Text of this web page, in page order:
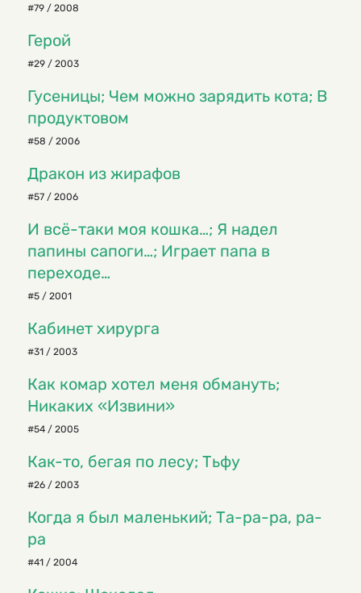
#79 / 2008
Герой
#29 / 2003
Гусеницы; Чем можно зарядить кота; В
продуктовом
#58 / 2006
Дракон из жирафов
#57 / 2006
И всё-таки моя кошка…; Я надел
папины сапоги…; Играет папа в
переходе…
#5 / 2001
Кабинет хирурга
#31 / 2003
Как комар хотел меня обмануть;
Никаких «Извини»
#54 / 2005
Как-то, бегая по лесу; Тьфу
#26 / 2003
Когда я был маленький; Та-ра-ра, ра-
ра
#41 / 2004